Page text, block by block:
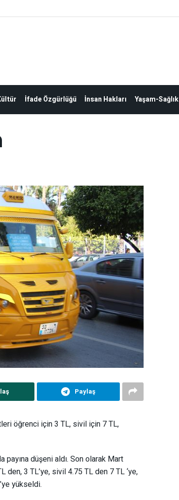
İfade Özgürlüğü İnsan Hakları Yaşam-Sağlık
Paylaş
öğrenci için 3 TL, sivil için 7 TL,
payına düşeni aldı. Son olarak Mart
3 TL’ye, sivil 4.75 TL den 7 TL ‘ye,
yükseldi.